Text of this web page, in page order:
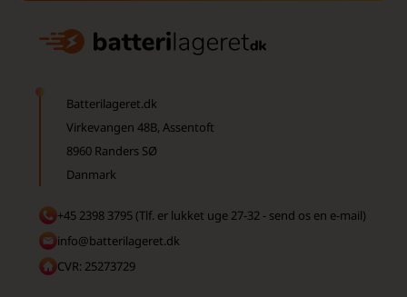
Batterilageret.dk
Virkevangen 48B, Assentoft
8960 Randers SØ
Danmark
+45 2398 3795 (Tlf. er lukket uge 27-32 - send os en e-mail)
info@batterilageret.dk
CVR: 25273729